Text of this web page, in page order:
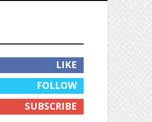
LIKE
FOLLOW
SUBSCRIBE